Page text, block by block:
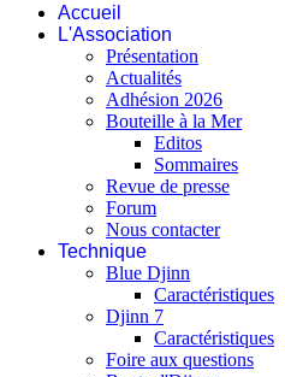
Accueil
L'Association
Présentation
Actualités
Adhésion 2026
Bouteille à la Mer
Editos
Sommaires
Revue de presse
Forum
Nous contacter
Technique
Blue Djinn
Caractéristiques
Djinn 7
Caractéristiques
Foire aux questions